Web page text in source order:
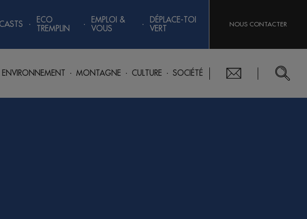
ENVIRONNEMENT MONTAGNE CULTURE SOCIÉTÉ
ECO
TREMPLIN
EMPLOI &
VOUS
DÉPLACE-TOI
VERT
NOUS CONTACTER